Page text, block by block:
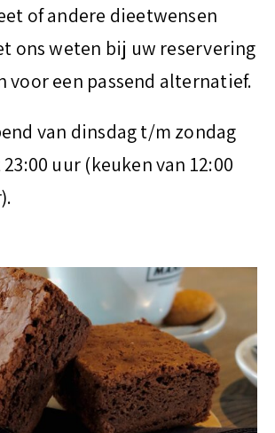
of andere dieetwensen
ons weten bij uw reservering
voor een passend alternatief.
van dinsdag t/m zondag
uur (keuken van 12:00